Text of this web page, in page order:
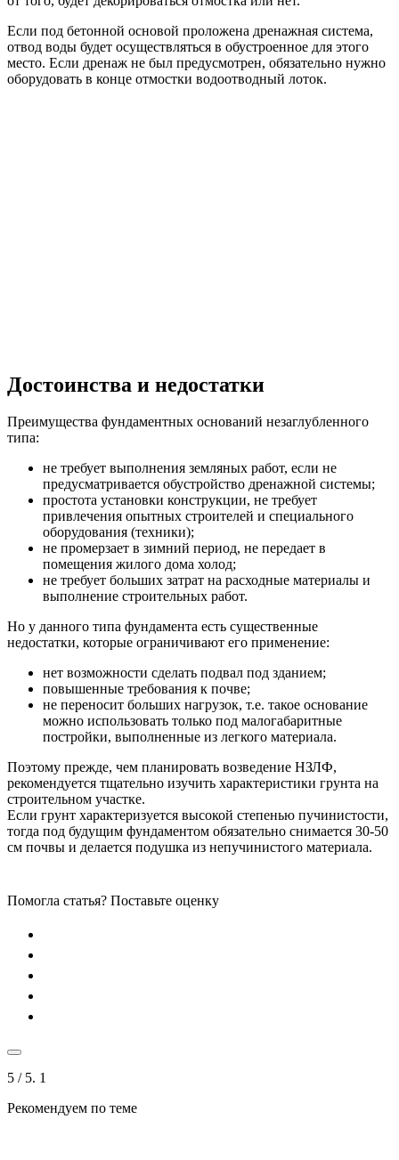
Если под бетонной основой проложена дренажная система,
отвод воды будет осуществляться в обустроенное для этого
место. Если дренаж не был предусмотрен, обязательно нужно
оборудовать в конце отмостки водоотводный лоток.
Достоинства и недостатки
Преимущества фундаментных оснований незаглубленного
типа:
не требует выполнения земляных работ, если не
предусматривается обустройство дренажной системы;
простота установки конструкции, не требует
привлечения опытных строителей и специального
оборудования (техники);
не промерзает в зимний период, не передает в
помещения жилого дома холод;
не требует больших затрат на расходные материалы и
выполнение строительных работ.
Но у данного типа фундамента есть существенные
недостатки, которые ограничивают его применение:
нет возможности сделать подвал под зданием;
повышенные требования к почве;
не переносит больших нагрузок, т.е. такое основание
можно использовать только под малогабаритные
постройки, выполненные из легкого материала.
Поэтому прежде, чем планировать возведение НЗЛФ,
рекомендуется тщательно изучить характеристики грунта на
строительном участке.
Если грунт характеризуется высокой степенью пучинистости,
тогда под будущим фундаментом обязательно снимается 30-50
см почвы и делается подушка из непучинистого материала.
Помогла статья? Поставьте оценку
5 / 5. 1
Рекомендуем по теме